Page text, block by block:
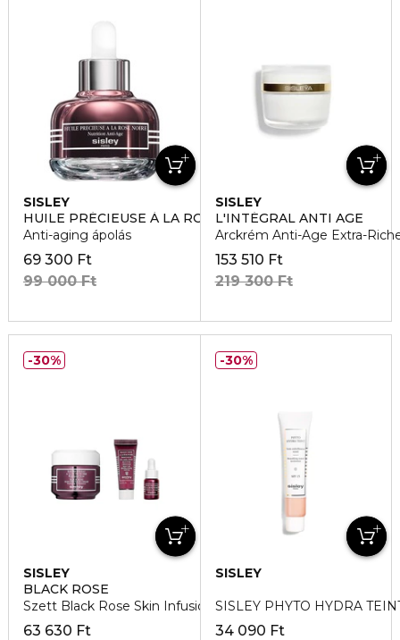
SISLEY
HUILE PRÉCIEUSE À LA ROSE NOIRE
Anti-aging ápolás
69 300 Ft
99 000 Ft
SISLEY
L'INTÉGRAL ANTI AGE
Arckrém Anti-Age Extra-
153 510 Ft
219 300 Ft
SISLEY
BLACK ROSE
Szett Black Rose Skin Infusion Cream Discovery Program
63 630 Ft
30%
SISLEY
SISLEY PHYTO HYDRA
34 090 Ft
30%